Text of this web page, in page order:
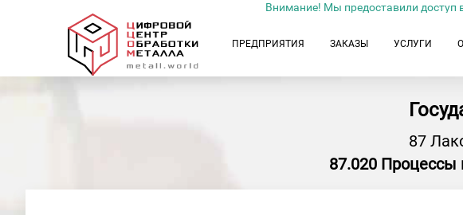
Внимание! Мы предоставили доступ
ПРЕДПРИЯТИЯ ЗАКАЗЫ УСЛУГИ
87
87.020 Процессы